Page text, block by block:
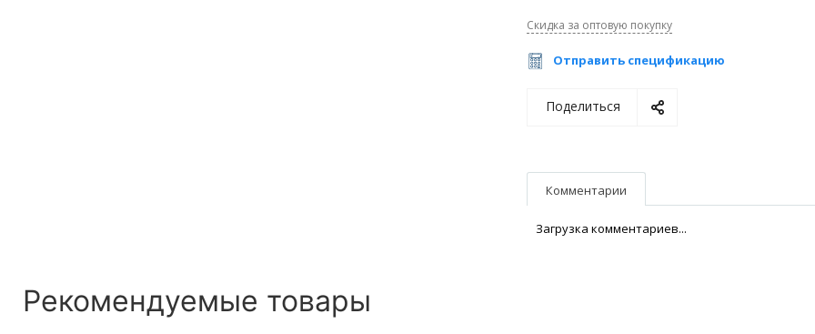
Скидка за оптовую покупку
Отправить спецификацию
Поделиться
Комментарии
Загрузка комментариев...
Рекомендуемые товары